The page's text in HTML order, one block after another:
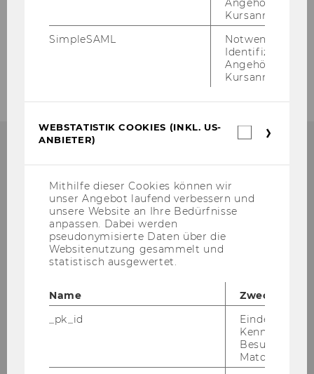
Pannonische Aufbrüche - Gerhard Senft
Institut für Wirtschafts-
und Sozialgeschichte
D4 / 3. Stock
Welthandelsplatz 1
Österreich
+43-1-31336-4166 / +43-1-31336-4775
+43-1-31336-904166 / +43-1-31336-
E-Mail:geschichte@wu.ac.at
Angehörige/r für
Kursanmeldung.
SimpleSAML
Notwendig zur
Identifizierung
Angehörige/r für
Kursanmeldung.
WEBSTATISTIK COOKIES (INKL. US-
ANBIETER)
Mithilfe dieser Cookies können wir
unser Angebot laufend verbessern und
unsere Website an Ihre Bedürfnisse
anpassen. Dabei werden
pseudonymisierte Daten über die
Websitenutzung gesammelt und
statistisch ausgewertet.
Name
Zweck
_pk_id
Eindeutige
Besuchers
Matomo.